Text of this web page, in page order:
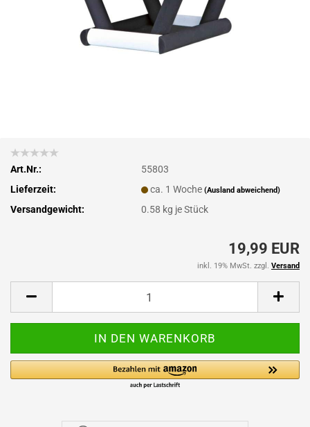
Art.Nr.:
55803
Lieferzeit:
ca. 1 Woche(Ausland abweichend)
Versandgewicht: 0.58 kg je Stück
19,99 EUR
inkl. 19% MwSt. zzgl. Versand